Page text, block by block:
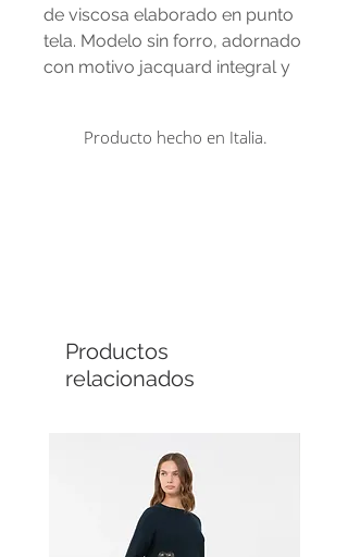
de viscosa elaborado en punto
tela. Modelo sin forro, adornado
con motivo jacquard integral y
Producto hecho en Italia.
Productos
relacionados